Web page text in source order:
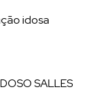
idosa
SALLES